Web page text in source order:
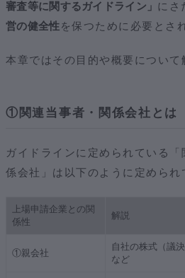
審査等に関するガイドライン」 にさ
営の健全性を保つために必要とさ
本章ではその目的や概要について
①関連当事者・関係会社とは
ガイドラインに定められている
係会社」は以下のように定められ
上場申請企業との関
係性
解説
①親会社
自社の株式（議
など